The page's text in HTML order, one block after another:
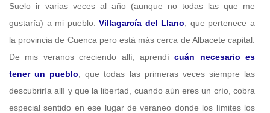
Suelo ir varias veces al año (aunque no todas las que me
gustaría) a mi pueblo:Villagarcía del Llano , que pertenece a
la provincia de Cuenca pero está más cerca de Albacete capital.
De mis veranos creciendo allí, aprendícuán necesario es
tener un pueblo , que todas las primeras veces siempre las
descubriría allí y que la libertad, cuando aún eres un crío, cobra
especial sentido en ese lugar de veraneo donde los límites los